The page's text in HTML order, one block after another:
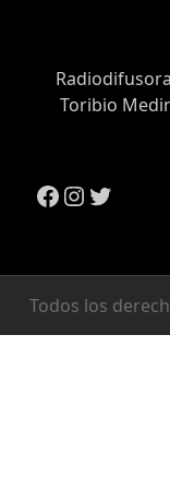
Toribio
Todos los